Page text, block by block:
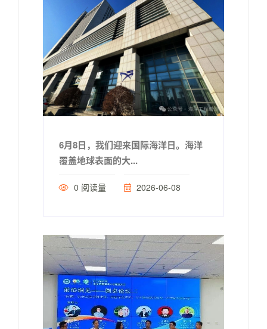
6月8日，我们迎来国际海洋日。海洋
覆盖地球表面的大...
0 阅读量 2026-06-08